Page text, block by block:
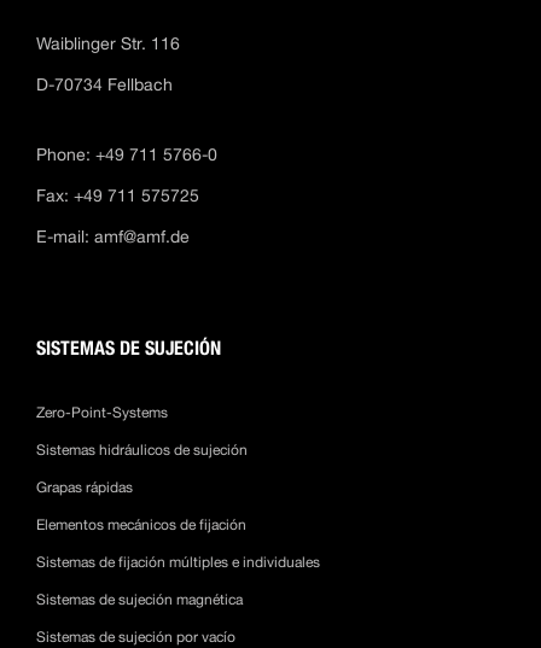
Waiblinger Str. 116
D-70734 Fellbach
Phone: +49 711 5766-0
Fax: +49 711 575725
E-mail: amf@amf.de
SISTEMAS DE SUJECIÓN
Zero-Point-Systems
Sistemas hidráulicos de sujeción
Grapas rápidas
Elementos mecánicos de fijación
Sistemas de fijación múltiples e individuales
Sistemas de sujeción magnética
Sistemas de sujeción por vacío